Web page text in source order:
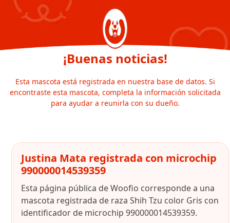
¡Buenas noticias!
Esta mascota está registrada en nuestra base de datos. Si
encontraste esta mascota, completa la información solicitada
para ayudar a reunirla con su dueño.
Justina Mata registrada con microchip
990000014539359
Esta página pública de Woofio corresponde a una
mascota registrada de raza Shih Tzu color Gris con
identificador de microchip 990000014539359.